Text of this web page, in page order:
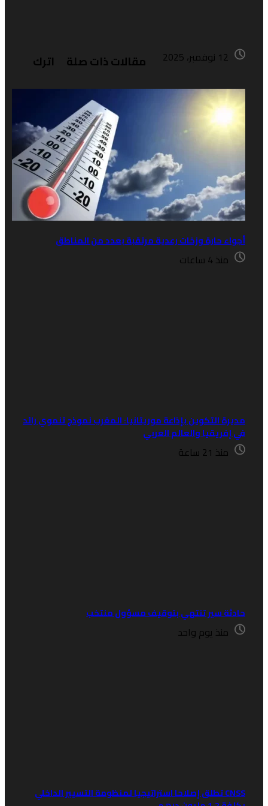
12 نوفمبر، 2025 مقالات ذات صلة
حارة وزخات رعدية مرتقبة بعدد من المناطق
منذ 4 ساعات
التكوين بإذاعة موريتانيا: المغرب نموذج تنموي رائد
إفريقيا والعالم العربي
منذ 21 ساعة
سير تنتهي بتوقيف مسؤول منتخب
منذ يوم واحد
CNSS تطلق إصلاحا استراتيجيا لمنظومة التسيير الداخلي
اترك